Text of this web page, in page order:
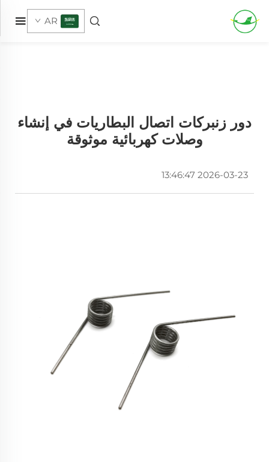
AR
دور زنبركات اتصال البطاريات في إنشاء
وصلات كهربائية موثوقة
2026-03-23 13:46:47